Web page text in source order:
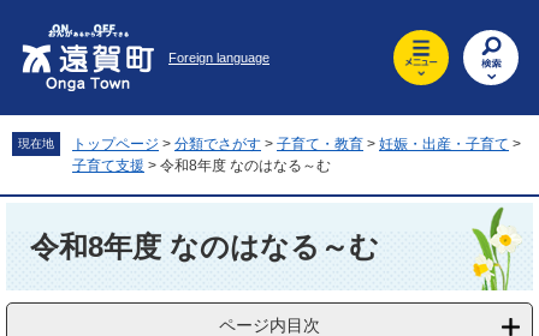
先
頭
を
飛
へ
Foreign language
現在地 トップページ > 分類でさがす > 子育て・教育 > 妊娠・出産・子育て >
子育て支援 > 令和8年度 なのはなる～む
令和8年度 なのはなる～む
ページ内目次